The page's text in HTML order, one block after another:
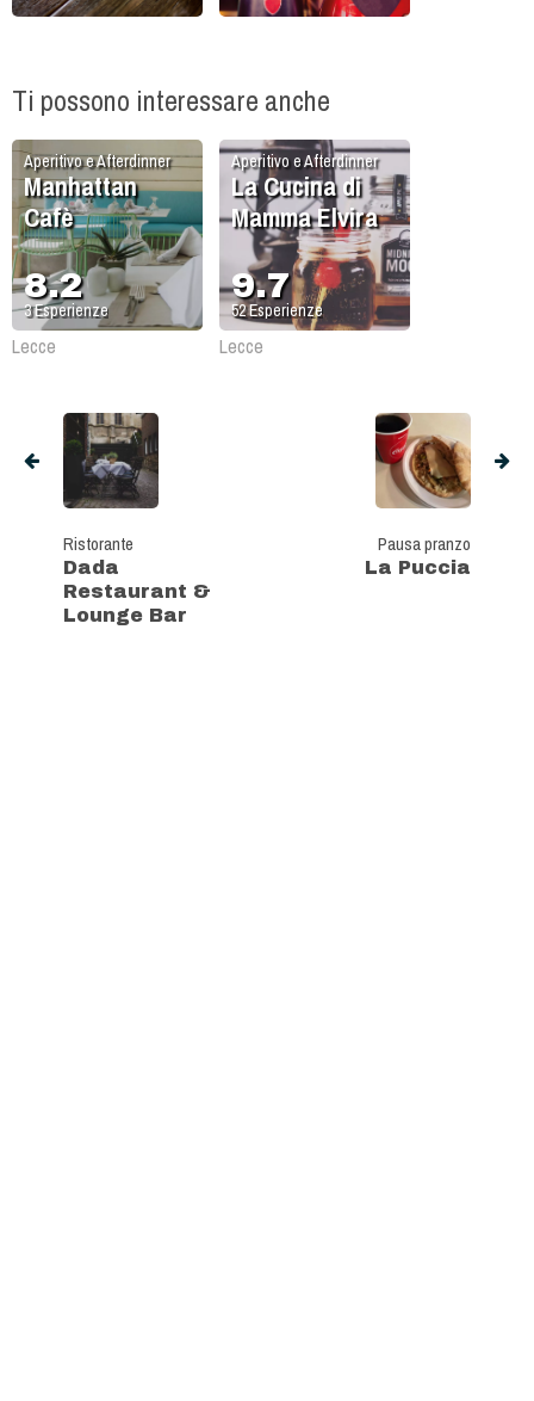
Ti possono interessare anche
Aperitivo e Afterdinner
Manhattan
Cafè
8.2
3Esperienze
Lecce
Aperitivo e Afterdinner
La Cucina di
Mamma Elvira
9.7
52Esperienze
Lecce
Ristorante
Dada
Restaurant &
Lounge Bar
Pausa pranzo
La Puccia